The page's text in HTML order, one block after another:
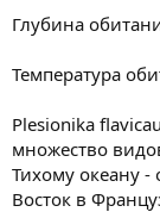
Глубина
Температура
Plesionika
множество
Тихому океану
Восток в